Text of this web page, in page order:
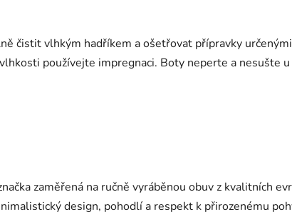
čistit vlhkým hadříkem a ošetřovat přípravky
používejte impregnaci. Boty neperte a nesušte
zaměřená na ručně vyráběnou obuv z kvalitních
design, pohodlí a respekt k přirozenému